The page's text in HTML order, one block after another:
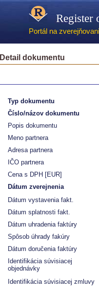
Register
Portál na
Detail dokumentu
Typ dokumentu
Číslo/názov dokumentu
Popis dokumentu
Meno partnera
Adresa partnera
IČO partnera
Cena s DPH [EUR]
Dátum zverejnenia
Dátum vystavenia fakt.
Dátum splatnosti fakt.
Dátum uhradenia faktúry
Spôsob úhrady fakúry
Dátum doručenia faktúry
Identifikácia súvisiacej
objednávky
Identifikácia súvisiacej zmluvy